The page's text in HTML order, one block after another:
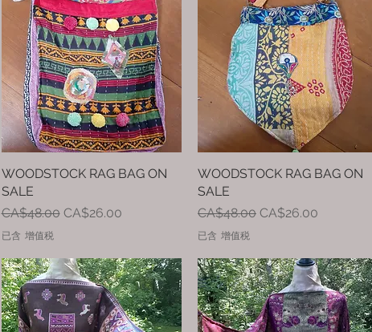
快速瀏覽
WOODSTOCK RAG BAG ON
SALE
一般價格
CA$48.00 促銷價格
CA$26.00
已含 增值税
快速瀏覽
WOODSTOCK RAG BAG ON
SALE
一般價格
CA$48.00 促銷價格
CA$26.00
已含 增值税